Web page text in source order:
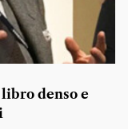
denso e